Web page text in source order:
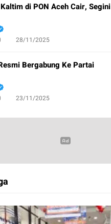
di PON Aceh Cair, Segini
28/11/2025
Bergabung Ke Partai
23/11/2025